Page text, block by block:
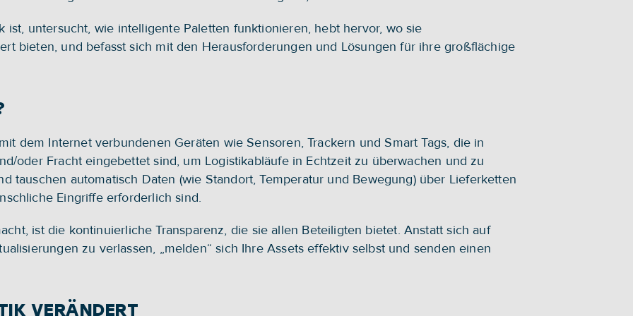
ist, untersucht, wie intelligente Paletten funktionieren, hebt hervor, wo sie
bieten, und befasst sich mit den Herausforderungen und Lösungen für ihre großflächige
dem Internet verbundenen Geräten wie Sensoren, Trackern und Smart Tags, die in
oder Fracht eingebettet sind, um Logistikabläufe in Echtzeit zu überwachen und zu
tauschen automatisch Daten (wie Standort, Temperatur und Bewegung) über Lieferketten
Eingriffe erforderlich sind.
ist die kontinuierliche Transparenz, die sie allen Beteiligten bietet. Anstatt sich auf
zu verlassen, „melden“ sich Ihre Assets effektiv selbst und senden einen
VERÄNDERT